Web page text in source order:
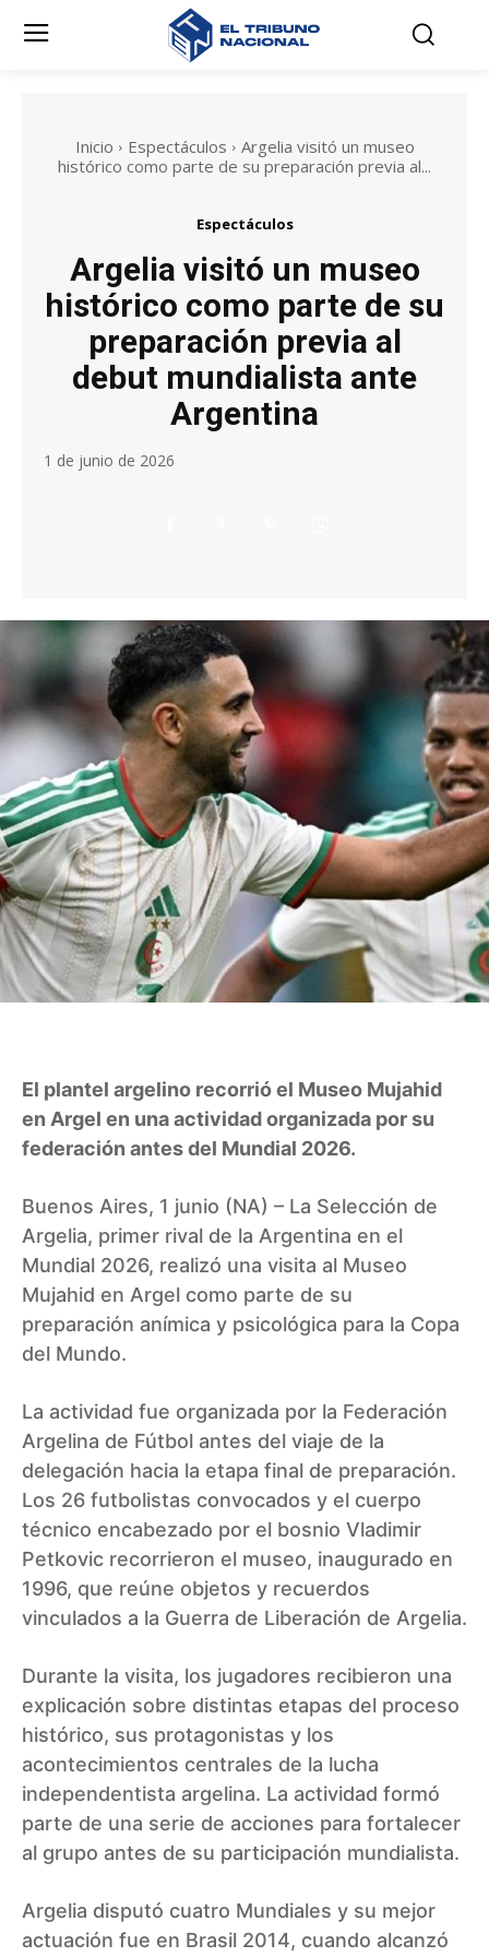
Inicio Espectáculos
Argelia visitó un museo
histórico como parte de su preparación previa al...
Espectáculos
Argelia visitó un museo
histórico como parte de su
preparación previa al
debut mundialista ante
Argentina
1 de junio de 2026
El plantel argelino recorrió el Museo Mujahid
en Argel en una actividad organizada por su
federación antes del Mundial 2026.
Buenos Aires, 1 junio (NA) – La Selección de
Argelia, primer rival de la Argentina en el
Mundial 2026, realizó una visita al Museo
Mujahid en Argel como parte de su
preparación anímica y psicológica para la Copa
del Mundo.
La actividad fue organizada por la Federación
Argelina de Fútbol antes del viaje de la
delegación hacia la etapa final de preparación.
Los 26 futbolistas convocados y el cuerpo
técnico encabezado por el bosnio Vladimir
Petkovic recorrieron el museo, inaugurado en
1996, que reúne objetos y recuerdos
vinculados a la Guerra de Liberación de Argelia.
Durante la visita, los jugadores recibieron una
explicación sobre distintas etapas del proceso
histórico, sus protagonistas y los
acontecimientos centrales de la lucha
independentista argelina. La actividad formó
parte de una serie de acciones para fortalecer
al grupo antes de su participación mundialista.
Argelia disputó cuatro Mundiales y su mejor
actuación fue en Brasil 2014, cuando alcanzó